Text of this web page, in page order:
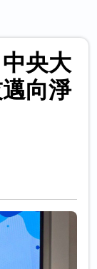
央大
向淨